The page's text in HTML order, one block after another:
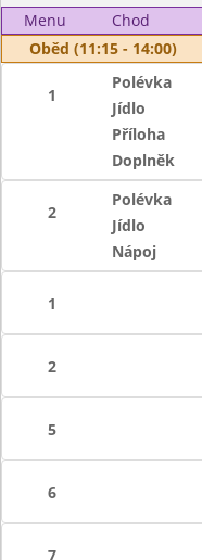
Menu Chod
Oběd (11:15 - 14:00)
1
Polévka
Jídlo
Příloha
Doplněk
2
Polévka
Jídlo
Nápoj
1
2
5
6
7